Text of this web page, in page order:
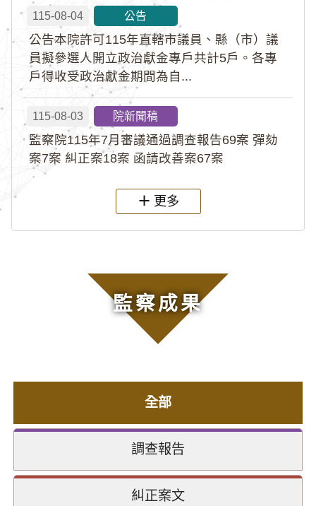
115-08-04 公告
公告本院許可115年直轄市議員、縣（市）議
員擬參選人開立政治獻金專戶共計5戶。各專
戶得收受政治獻金期間為自...
115-08-03 院新聞稿
監察院115年7月審議通過調查報告69案 彈劾
案7案 糾正案18案 函請改善案67案
更多
監察成果
全部
調查報告
糾正案文